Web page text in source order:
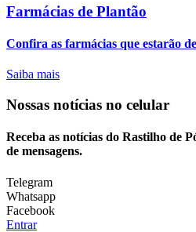
Farmácias de Plantão
Confira as farmácias que estarão
Saiba mais
Nossas notícias no celular
Receba as notícias do Rastilho de
de mensagens.
Telegram
Whatsapp
Facebook
Entrar